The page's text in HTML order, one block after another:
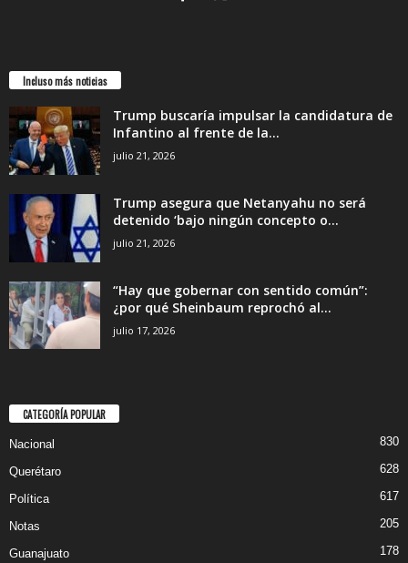
Incluso más noticias
Trump buscaría impulsar la candidatura de
Infantino al frente de la...
julio 21, 2026
Trump asegura que Netanyahu no será
detenido ‘bajo ningún concepto o...
julio 21, 2026
“Hay que gobernar con sentido común”:
¿por qué Sheinbaum reprochó al...
julio 17, 2026
CATEGORÍA POPULAR
Nacional 830
Querétaro 628
Política 617
Notas 205
Guanajuato 178